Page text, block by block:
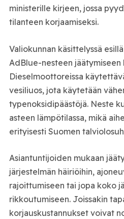
ministerille kirjeen, jossa
tilanteen korjaamiseksi.
Valiokunnan käsittelyssä
AdBlue-nesteen
Dieselmoottoreissa
vesiliuos, jota käytetään
typenoksidipäästöjä. Neste
asteen lämpötilassa, mikä
erityisesti Suomen
Asiantuntijoiden mukaan
järjestelmän häiriöihin,
rajoittumiseen tai jopa koko
rikkoutumiseen. Joissakin
korjauskustannukset voivat